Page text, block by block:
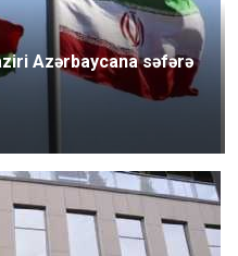
Azərbaycana səfərə